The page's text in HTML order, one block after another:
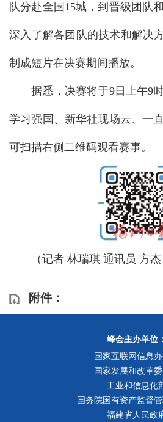
队分赴全国15城，到晋级团队
深入了解各团队的技术和解决
制成短片在决赛期间播放。
据悉，决赛将于9日上午9时
学习强国、新华社现场云、一
可扫描右侧二维码观看赛事。
（记者 林瑞琪 通讯员 方杰
附件：
峰会主办单位：
国家互联网信息
国家发展和改革
工业和信息化
国务院国有资产监督
福建省人民政